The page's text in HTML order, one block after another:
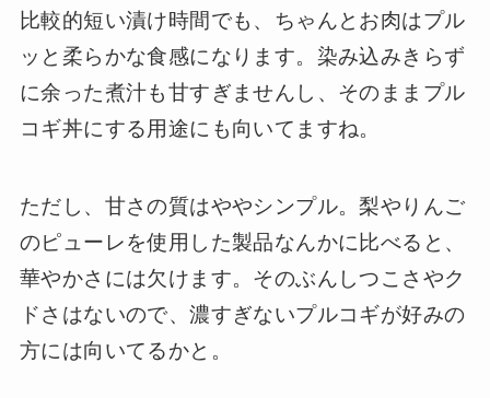
比較的短い漬け時間でも、ちゃんとお肉はプル
ッと柔らかな食感になります。染み込みきらず
に余った煮汁も甘すぎませんし、そのままプル
コギ丼にする用途にも向いてますね。
ただし、甘さの質はややシンプル。梨やりんご
のピューレを使用した製品なんかに比べると、
華やかさには欠けます。そのぶんしつこさやク
ドさはないので、濃すぎないプルコギが好みの
方には向いてるかと。